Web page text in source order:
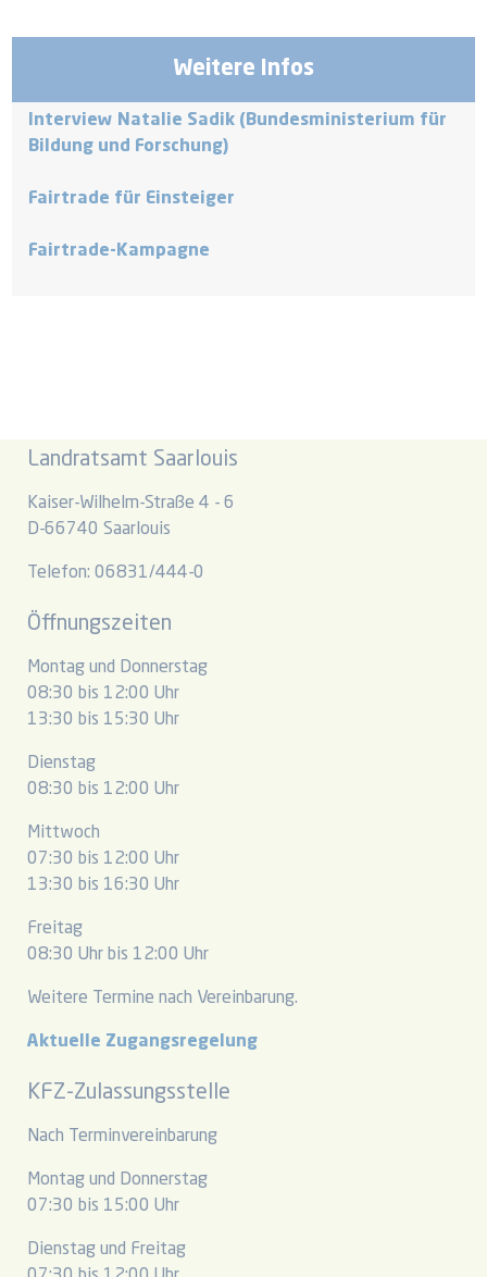
Weitere Infos
Interview Natalie Sadik (Bundesministerium für
Bildung und Forschung)
Fairtrade für Einsteiger
Fairtrade-Kampagne
Landratsamt Saarlouis
Kaiser-Wilhelm-Straße 4 - 6
D-66740 Saarlouis
Telefon: 06831/444-0
Öffnungszeiten
Montag und Donnerstag
08:30 bis 12:00 Uhr
13:30 bis 15:30 Uhr
Dienstag
08:30 bis 12:00 Uhr
Mittwoch
07:30 bis 12:00 Uhr
13:30 bis 16:30 Uhr
Freitag
08:30 Uhr bis 12:00 Uhr
Weitere Termine nach Vereinbarung.
Aktuelle Zugangsregelung
KFZ-Zulassungsstelle
Nach Terminvereinbarung
Montag und Donnerstag
07:30 bis 15:00 Uhr
Dienstag und Freitag